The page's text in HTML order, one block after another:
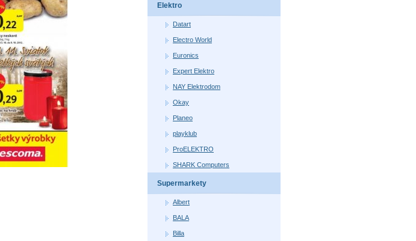
Elektro
Datart
Electro World
Euronics
Expert Elektro
NAY Elektrodom
Okay
Planeo
playklub
ProELEKTRO
SHARK Computers
Supermarkety
Albert
BALA
Billa